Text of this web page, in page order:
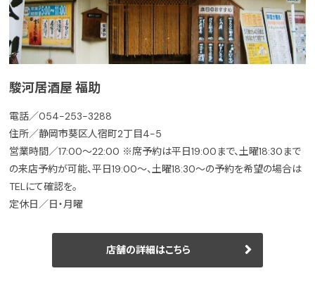
駿河居酒屋 福助
電話／054-253-3288
住所／静岡市葵区人宿町2丁目4-5
営業時間／17:00～22:00 ※席予約は平日19:00まで、土曜18:30まで
の来店予約が可能、平日19:00～、土曜18:30〜の予約を希望の場合は
TELにて確認を。
定休日／日・月曜
店舗の詳細はこちら